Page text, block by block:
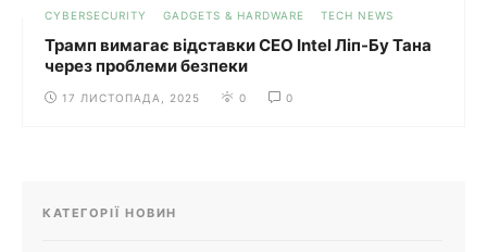
CYBERSECURITY GADGETS & HARDWARE TECH NEWS
Трамп вимагає відставки CEO Intel Ліп-Бу Тана
через проблеми безпеки
17 ЛИСТОПАДА, 2025 0 0
КАТЕГОРІЇ НОВИН